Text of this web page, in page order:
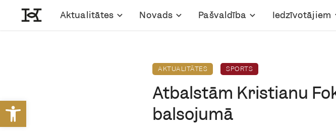
Open toolbar
Aktualitātes Novads Pašvaldība Iedzīvotājiem
AKTUALITĀTES SPORTS
Atbalstām Kristianu
balsojumā